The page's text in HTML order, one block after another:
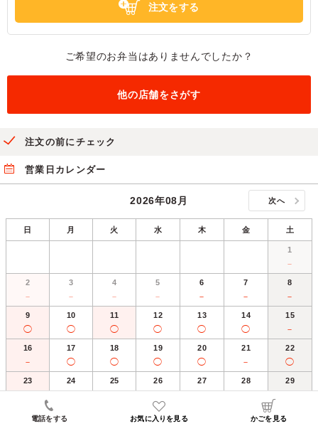
注文をする
ご希望のお弁当はありませんでしたか？
他の店舗をさがす
注文の前にチェック
営業日カレンダー
2026年08月 次へ
日 月 火 水 木 金 土
1
－
2
－
3
－
4
－
5
－
6
－
7
－
8
－
9
◯
10
◯
11
◯
12
◯
13
◯
14
◯
15
－
16
－
17
◯
18
◯
19
◯
20
◯
21
－
22
◯
23 24 25 26 27 28 29
電話をする お気に入りを見る かごを見る